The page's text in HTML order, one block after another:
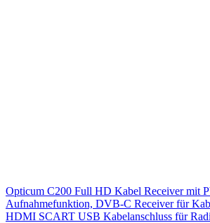
Opticum C200 Full HD Kabel Receiver mit
Aufnahmefunktion, DVB-C Receiver für
HDMI SCART USB Kabelanschluss für